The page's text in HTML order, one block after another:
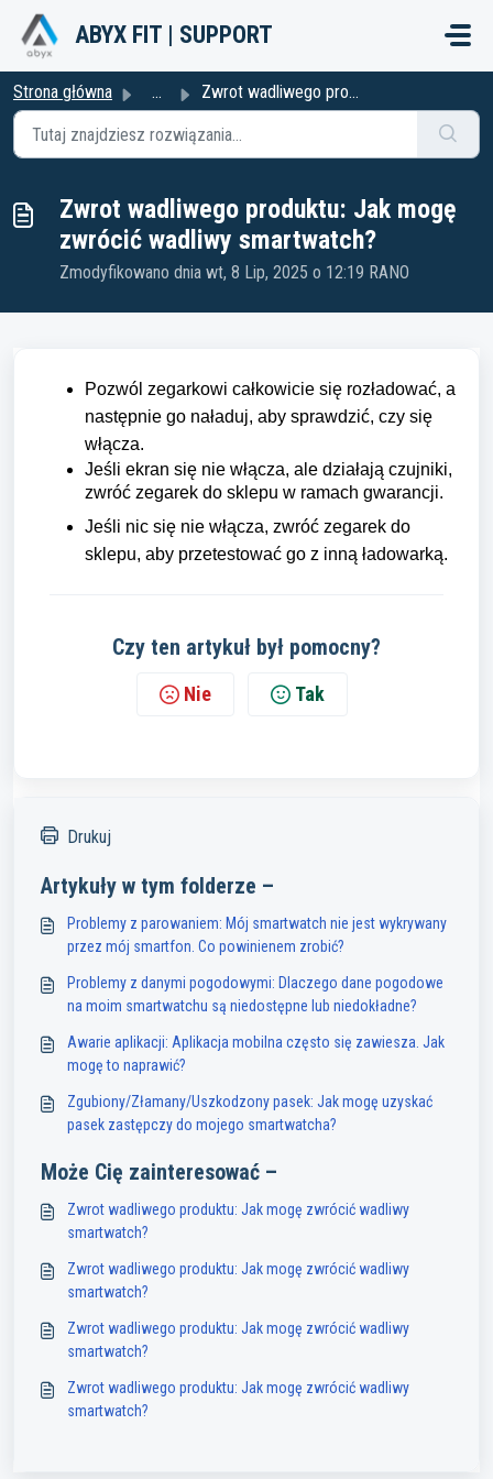
Przejdź do głównej treści
ABYX FIT | SUPPORT
Strona główna ... Zwrot wadliwego produktu: Jak mogę zwrócić wadliwy smartw...
Zwrot wadliwego produktu: Jak mogę
zwrócić wadliwy smartwatch?
Zmodyfikowano dnia wt, 8 Lip, 2025 o 12:19 RANO
Pozwól zegarkowi całkowicie się rozładować, a
następnie go naładuj, aby sprawdzić, czy się
włącza.
Jeśli ekran się nie włącza, ale działają czujniki,
zwróć zegarek do sklepu w ramach gwarancji.
Jeśli nic się nie włącza, zwróć zegarek do
sklepu, aby przetestować go z inną ładowarką.
Czy ten artykuł był pomocny?
Nie Tak
Drukuj
Artykuły w tym folderze –
Problemy z parowaniem: Mój smartwatch nie jest wykrywany
przez mój smartfon. Co powinienem zrobić?
Problemy z danymi pogodowymi: Dlaczego dane pogodowe
na moim smartwatchu są niedostępne lub niedokładne?
Awarie aplikacji: Aplikacja mobilna często się zawiesza. Jak
mogę to naprawić?
Zgubiony/Złamany/Uszkodzony pasek: Jak mogę uzyskać
pasek zastępczy do mojego smartwatcha?
Może Cię zainteresować –
Zwrot wadliwego produktu: Jak mogę zwrócić wadliwy
smartwatch?
Zwrot wadliwego produktu: Jak mogę zwrócić wadliwy
smartwatch?
Zwrot wadliwego produktu: Jak mogę zwrócić wadliwy
smartwatch?
Zwrot wadliwego produktu: Jak mogę zwrócić wadliwy
smartwatch?